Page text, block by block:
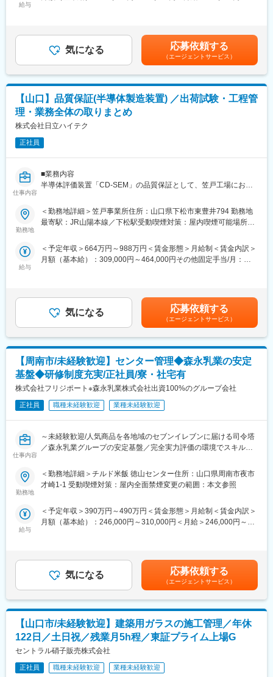
◇据付（搬入・組立・調整・取扱い説明）
◇保守（保守契約・点検契約）
◇整備（保守に含まない部品等の交換）
■取扱う医療機器
MRI装置、CT装置、X線撮影装置、超音波診断装置、骨密度測定
装置等
■主なお客様
病院、クリニック等の医療機関
■組織構成：
16名（男性13名・女性3名）平均年齢38歳
お客様が満足する製品・サービス・ソリューションを提供するこ
とで、医療業界の課題を解決し人々の健康や豊かな生活に貢献す
■教育制度：
その他、状況に応じて各種研修もございます。
変更の範囲：会社の定める業務
給与
り、選考を通じて上下する可能性があります。月給(月額)は固定手
当を含めた表記です。
気になる 応募依頼する
（エージェントサービス）
【山口】品質保証(半導体製造装置) ／出荷試験・工程管
理・業務全体の取りまとめ
株式会社日立ハイテク
正社員
仕事内容
■業務内容
半導体評価装置「CD-SEM」の品質保証として、笠戸工場におけ
っていただきます。顧客納入仕様を満たしているか、据付先で安
定稼働できるかを装置トータルで確認し、試験結果の分析・改善
ら生産全体をリードできるやりがいの大きい環境です。
・各ユニット（ハード／ソフト）が正常に動作するか・安全面の
確認
・検査手順書・チェックリストに沿って試験を実施
・異常や不具合があった場合の切り分け（装置側か、測定条件
か、環境か など）
・結果を検査報告書やシステムに記録し、合否判定・出荷可否の
決定に関わる
・出荷検査工程の進捗管理
（2）生産品から収集したデータの統計的品質管理（事実情報から
動など
・品質指標（不良率、検査工数、リードタイムなど）のとりまと
・設計・製造・サービス部門と連携し、品質改善の提案／フィー
ドバック
（3）その他
・他部署（設計・製造・生産管理など）との連携
・派遣メンバーへの業務指示・フォローなど
■CD-SEM（測長SEM）について
半導体製造で微細パターンの寸法を計測するために使用される、
走査型電子顕微鏡の一種となります。
当社が開発するCD-SEMは、高画質像と高い計測性能が評価さ
れ、世界市場で約7割のシェアを維持しています。
・残業時間：20-30時間/月
勤務地
＜勤務地詳細＞笠戸事業所住所：山口県下松市東豊井794 勤務地
最寄駅：JR山陽本線／下松駅受動喫煙対策：屋内喫煙可能場所あ
給与
＜予定年収＞664万円～988万円＜賃金形態＞月給制＜賃金内訳＞
月額（基本給）：309,000円～464,000円その他固定手当/月：
業手当＞有＜給与補足＞等級に応じ、業務手当を支給L業務手当は
30時間分の時間外勤務手当・休日出勤手当に相当する額を支給
L30時間を超える時間外勤務、休日出勤分は追加で支給。※業務手
当支給対象外の場合、実残業時間分を支給賃金はあくまでも目安
の金額であり、選考を通じて上下する可能性があります。月給(月
額)は固定手当を含めた表記です。
気になる 応募依頼する
（エージェントサービス）
【周南市/未経験歓迎】センター管理◆森永乳業の安定
基盤◆研修制度充実/正社員/寮・社宅有
株式会社フリジポート※森永乳業株式会社出資100%のグループ会社
正社員 職種未経験歓迎 業種未経験歓迎
仕事内容
～未経験歓迎/人気商品を各地域のセブンイレブンに届ける司令塔
／森永乳業グループの安定基盤／完全実力評価の環境でスキルア
る物流拠点にて仕分け作業などの管理業務をお任せします！
メイン顧客様のセブンイレブンにお弁当やサンドイッチ、スイー
ツの製造、アイスクリームを中心とした商品の卸売を手掛けるベ
■職務内容詳細：【変更の範囲：会社の定める範囲】
・事務作業…各店舗からの発注数や出荷作業の集計、書類作成、
取引業者への発注作業や電話応対
・倉庫内作業の管理…発注数や商品に応じて、どのレーンに何人
配置したらスムーズに終わるかを考え現場スタッフさんへ担当レ
ーンを共有します。
実際に、仕分け業務の補助や、機械端末での管理も行っていただ
きます。
・倉庫や事務所での確認作業…時間までに完了できるか、仕分け
勤務地
＜勤務地詳細＞チルド米飯 徳山センター住所：山口県周南市夜市
才崎1-1 受動喫煙対策：屋内全面禁煙変更の範囲：本文参照
給与
＜予定年収＞390万円～490万円＜賃金形態＞月給制＜賃金内訳＞
月額（基本給）：246,000円～310,000円＜月給＞246,000円～
与：年2回（6月・12月／過去実績4ヶ月）賃金はあくまでも目安
の金額であり、選考を通じて上下する可能性があります。月給(月
額)は固定手当を含めた表記です。
気になる 応募依頼する
（エージェントサービス）
【山口市/未経験歓迎】建築用ガラスの施工管理／年休
122日／土日祝／残業月5h程／東証プライム上場G
セントラル硝子販売株式会社
正社員 職種未経験歓迎 業種未経験歓迎